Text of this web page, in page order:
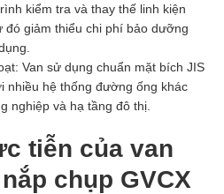
kiểm tra và thay thế linh kiện
đó giảm thiểu chi phí bảo dưỡng
Van sử dụng chuẩn mặt bích JIS
nhiều hệ thống đường ống khác
nghiệp và hạ tầng đô thị.
tiễn của van
chụp GVCX